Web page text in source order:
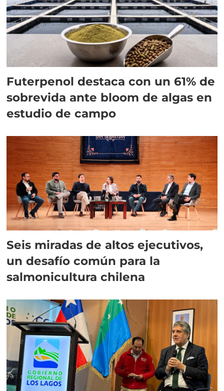
Futerpenol destaca con un 61% de
sobrevida ante bloom de algas en
estudio de campo
Seis miradas de altos ejecutivos,
un desafío común para la
salmonicultura chilena